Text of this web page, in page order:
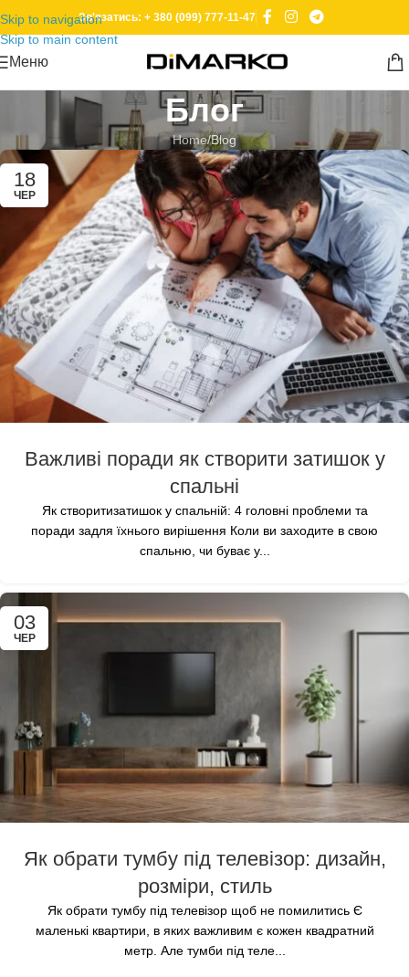
Skip to navigation
Skip to main content
Зв'язатись: + 380 (099) 777-11-47
Меню
Блог
Home Blog
18
ЧЕР
Важливі поради як створити затишок у
спальні
Як створитизатишок у спальній: 4 головні проблеми та
поради задля їхнього вирішення Коли ви заходите в свою
спальню, чи буває у...
03
ЧЕР
Як обрати тумбу під телевізор: дизайн,
розміри, стиль
Як обрати тумбу під телевізор щоб не помилитись Є
маленькі квартири, в яких важливим є кожен квадратний
метр. Але тумби під теле...